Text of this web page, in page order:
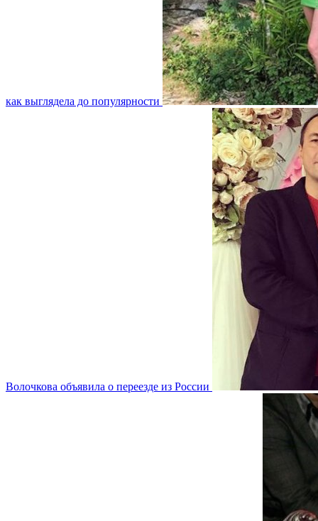
как выглядела до популярности
Волочкова объявила о переезде из России